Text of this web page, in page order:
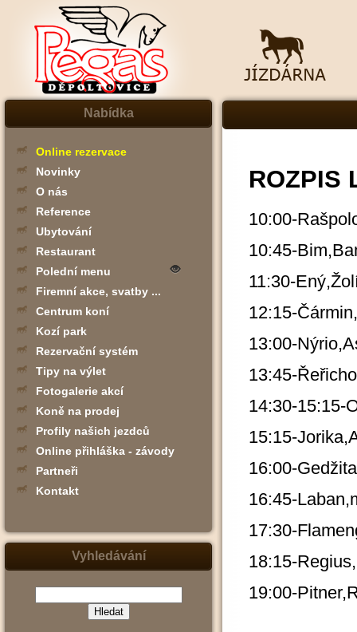
Nabídka
Online rezervace
Novinky
O nás
Reference
Ubytování
Restaurant
Polední menu
Firemní akce, svatby ...
Centrum koní
Kozí park
Rezervační systém
Tipy na výlet
Fotogalerie akcí
Koně na prodej
Profily našich jezdců
Online přihláška - závody
Partneři
Kontakt
Vyhledávání
ROZPIS
10:00-
10:45-
11:30-
12:15-
13:00-
13:45-
14:30-15:15-
15:15-
16:00-
16:45-
17:30-
18:15-
19:00-